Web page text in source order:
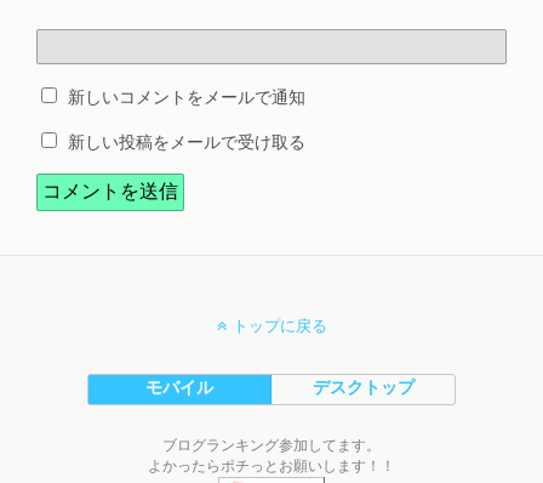
新しいコメントをメールで通知
新しい投稿をメールで受け取る
トップに戻る
モバイル デスクトップ
ブログランキング参加してます。
よかったらポチっとお願いします！！